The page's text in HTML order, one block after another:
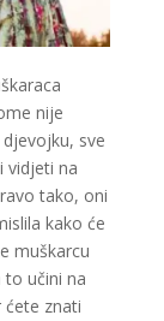
nije
sve
vidjeti na
tako, oni
kako će
muškarcu
to učini na
ćete znati